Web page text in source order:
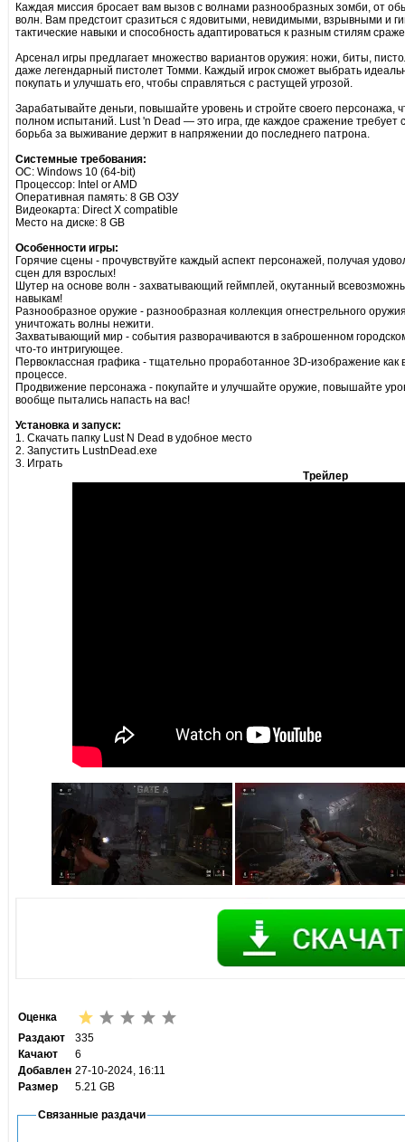
Каждая миссия бросает вам вызов с волнами разнообразных зомби, от
волн. Вам предстоит сразиться с ядовитыми, невидимыми, взрывными и
тактические навыки и способность адаптироваться к разным стилям
Арсенал игры предлагает множество вариантов оружия: ножи, биты,
даже легендарный пистолет Томми. Каждый игрок сможет выбрать
покупать и улучшать его, чтобы справляться с растущей угрозой.
Зарабатывайте деньги, повышайте уровень и стройте своего
полном испытаний. Lust 'n Dead — это игра, где каждое сражение требует
борьба за выживание держит в напряжении до последнего патрона.
Системные требования:
ОС: Windows 10 (64-bit)
Процессор: Intel or AMD
Оперативная память: 8 GB ОЗУ
Видеокарта: Direct X compatible
Место на диске: 8 GB
Особенности игры:
Горячие сцены - прочувствуйте каждый аспект персонажей, получая
сцен для взрослых!
Шутер на основе волн - захватывающий геймплей, окутанный
навыкам!
Разнообразное оружие - разнообразная коллекция огнестрельного
уничтожать волны нежити.
Захватывающий мир - события разворачиваются в заброшенном
что-то интригующее.
Первоклассная графика - тщательно проработанное 3D-изображение как
процессе.
Продвижение персонажа - покупайте и улучшайте оружие, повышайте
вообще пытались напасть на вас!
Установка и запуск:
1. Скачать папку Lust N Dead в удобное место
2. Запустить LustnDead.exe
3. Играть
Трейлер
Оценка
Раздают
335
Качают
6
Добавлен 27-10-2024, 16:11
Размер
5.21 GB
Связанные раздачи